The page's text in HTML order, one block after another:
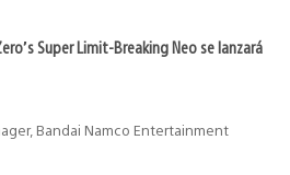
Super Limit-Breaking Neo se lanzará
Bandai Namco Entertainment